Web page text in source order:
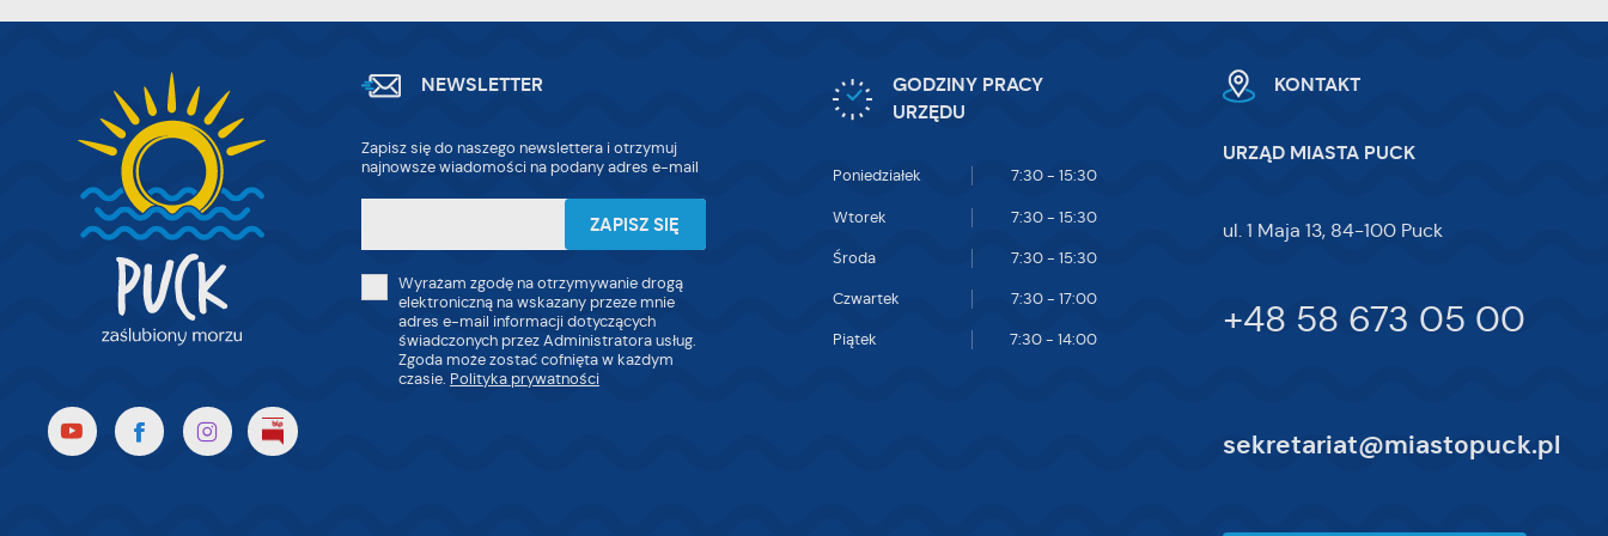
NEWSLETTER
Zapisz się do naszego newslettera i otrzymuj
najnowsze wiadomości na podany adres e-mail
Wyrażam zgodę na otrzymywanie drogą
elektroniczną na wskazany przeze mnie
adres e-mail informacji dotyczących
świadczonych przez Administratora usług.
Zgoda może zostać cofnięta w każdym
czasie. Polityka prywatności
GODZINY PRACY
URZĘDU
Poniedziałek 7:30 - 15:30
Wtorek 7:30 - 15:30
Środa 7:30 - 15:30
Czwartek 7:30 - 17:00
Piątek 7:30 - 14:00
KONTAKT
URZĄD MIASTA PUCK
ul. 1 Maja 13, 84-100 Puck
+48 58 673 05 00
sekretariat@miastopuck.pl
trzecich lub firm będących naszymi partnerami oraz innych dostawców usług. Firmy te